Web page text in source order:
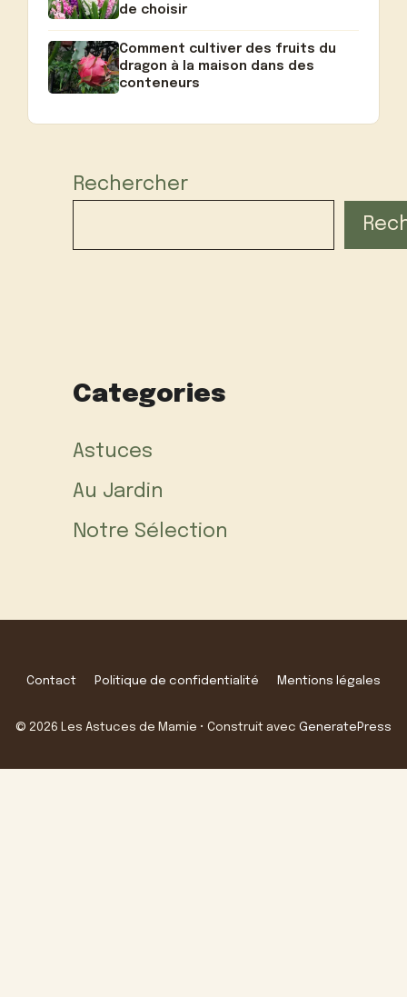
de choisir
Comment cultiver des fruits du
dragon à la maison dans des
conteneurs
Rechercher
Categories
Astuces
Au Jardin
Notre Sélection
Contact Politique de confidentialité Mentions légales
© 2026 Les Astuces de Mamie • Construit avec GeneratePress